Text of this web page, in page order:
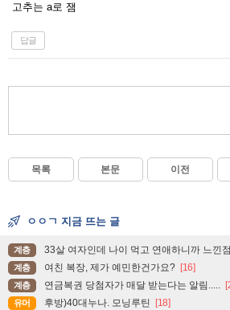
고추는 a로 잼
답글
목록 본문 이전
ㅇㅇㄱ 지금 뜨는 글
계층 33살 여자인데 나이 먹고 연애하니까 느낀
계층 여친 복장, 제가 예민한건가요? [16]
계층 연금복권 당첨자가 매달 받는다는 알림.....
유머 후방)40대누나. 모닝루틴 [18]